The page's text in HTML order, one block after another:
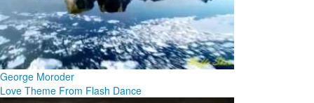
George Moroder
Love Theme From Flash Dance